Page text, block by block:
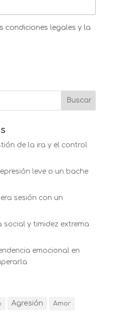
condiciones legales y la
de la ira y el control
leve o un bache
sesión con un
social y timidez extrema
emocional en
Agresión Amor